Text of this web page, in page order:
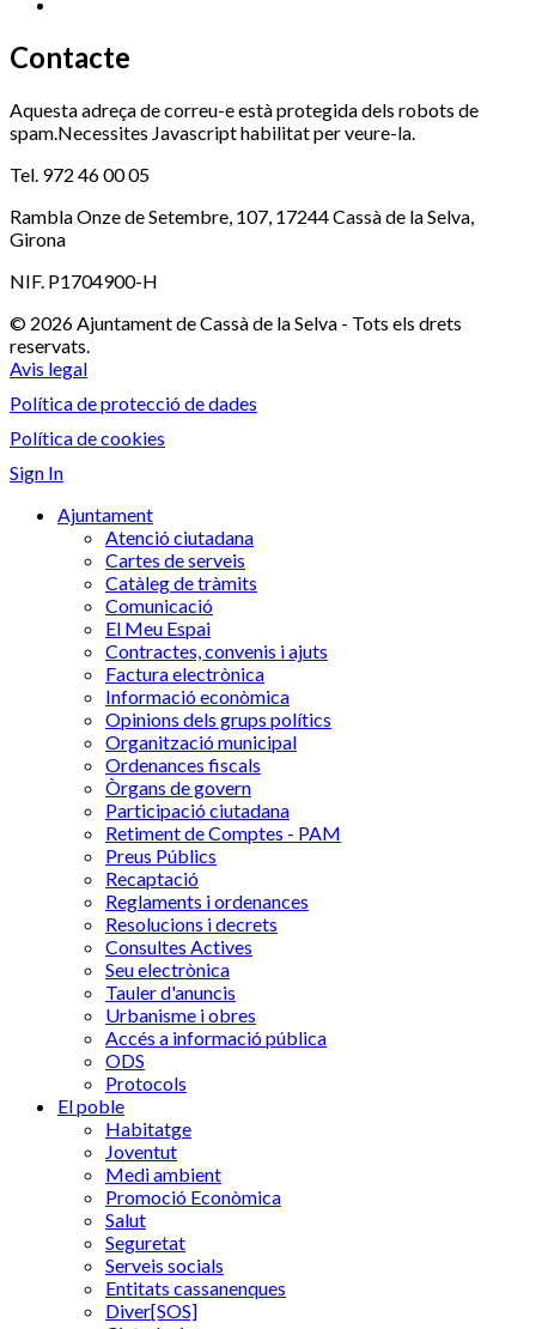
Contacte
Aquesta adreça de correu-e està protegida dels robots de
spam.Necessites Javascript habilitat per veure-la.
Tel. 972 46 00 05
Rambla Onze de Setembre, 107, 17244 Cassà de la Selva,
Girona
NIF. P1704900-H
© 2026 Ajuntament de Cassà de la Selva - Tots els drets
reservats.
Avis legal
Política de protecció de dades
Política de cookies
Sign In
Ajuntament
Atenció ciutadana
Cartes de serveis
Catàleg de tràmits
Comunicació
El Meu Espai
Contractes, convenis i ajuts
Factura electrònica
Informació econòmica
Opinions dels grups polítics
Organització municipal
Ordenances fiscals
Òrgans de govern
Participació ciutadana
Retiment de Comptes - PAM
Preus Públics
Recaptació
Reglaments i ordenances
Resolucions i decrets
Consultes Actives
Seu electrònica
Tauler d'anuncis
Urbanisme i obres
Accés a informació pública
ODS
Protocols
El poble
Habitatge
Joventut
Medi ambient
Promoció Econòmica
Salut
Seguretat
Serveis socials
Entitats cassanenques
Diver[SOS]